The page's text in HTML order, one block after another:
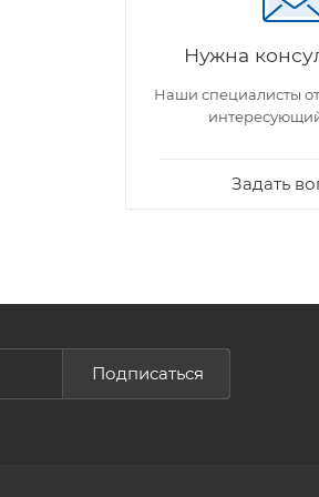
Нужна
Наши специалисты
Задать
Подписаться